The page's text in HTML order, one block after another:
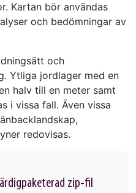
Kartan bör användas
och bedömningar av
och
Ytliga jordlager med en
halv till en meter samt
i vissa fall. Även vissa
redovisas.
zip-fil